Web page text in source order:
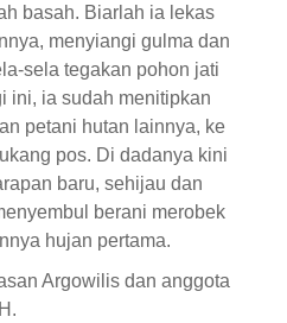
basah. Biarlah ia lekas
menyiangi gulma dan
sela tegakan pohon jati
ini, ia sudah menitipkan
petani hutan lainnya, ke
pos. Di dadanya kini
baru, sehijau dan
berani merobek
hujan pertama.
Argowilis dan anggota